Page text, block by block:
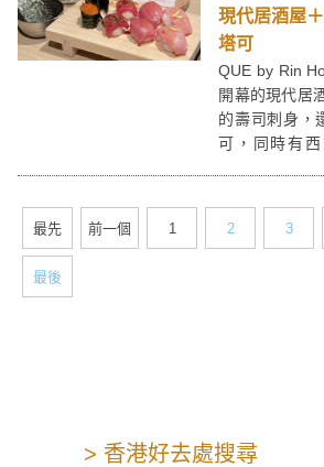
現代居酒屋
塔可
QUE by Rin
開幕的現代居
的壽司刺身，
可，同時有
最先 前一個 1 2 3
最後
> 香港好去處搜尋